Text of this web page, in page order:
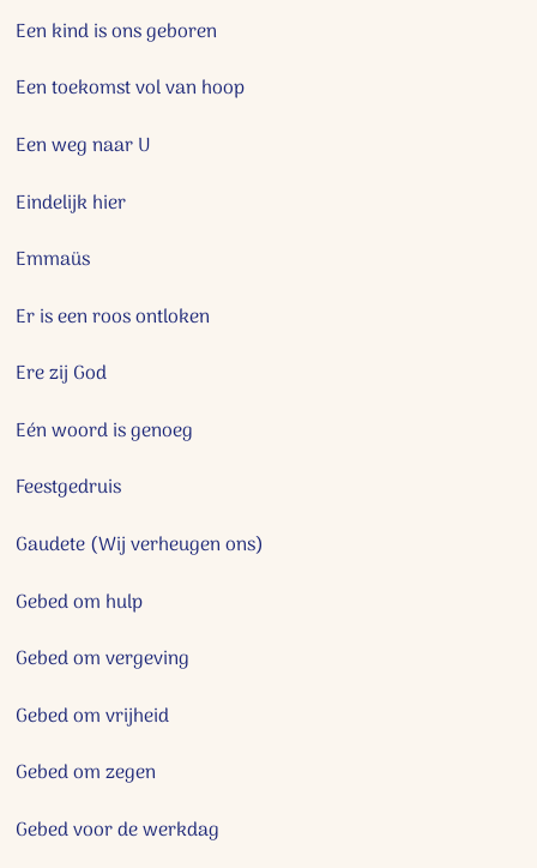
Een kind is ons geboren
Een toekomst vol van hoop
Een weg naar U
Eindelijk hier
Emmaüs
Er is een roos ontloken
Ere zij God
Eén woord is genoeg
Feestgedruis
Gaudete (Wij verheugen ons)
Gebed om hulp
Gebed om vergeving
Gebed om vrijheid
Gebed om zegen
Gebed voor de werkdag